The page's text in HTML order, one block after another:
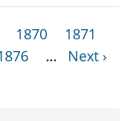
1870
1871
…
Next ›